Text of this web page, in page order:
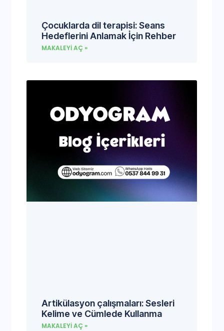
Çocuklarda dil terapisi: Seans
Hedeflerini Anlamak İçin Rehber
MAKALEYI AÇ »
Artikülasyon çalışmaları: Sesleri
Kelime ve Cümlede Kullanma
MAKALEYI AÇ »